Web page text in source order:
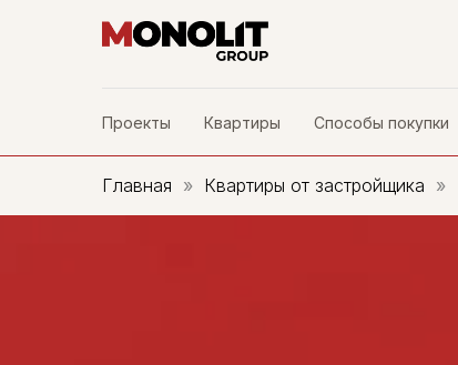
Проекты Квартиры Способы покупки
Главная Квартиры от застройщика